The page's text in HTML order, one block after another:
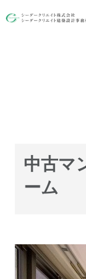
中古マ
ーム